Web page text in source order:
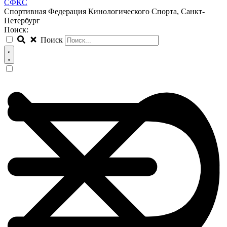
СФКС
Спортивная Федерация Кинологического Спорта, Санкт-
Петербург
Поиск:
Поиск